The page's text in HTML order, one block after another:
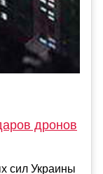
дронов
сил Украины